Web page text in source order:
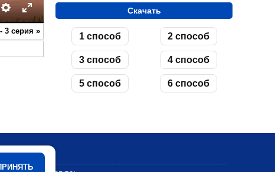
Settings
Enter
fullscreen
3 серия »
Скачать
1 способ 2 способ
3 способ 4 способ
5 способ 6 способ
•Мультики